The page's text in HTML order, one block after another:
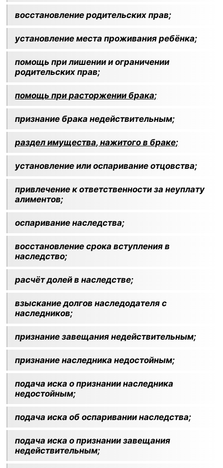
восстановление родительских прав;
установление места проживания ребёнка;
помощь при лишении и ограничении
родительских прав;
помощь при расторжении брака;
признание брака недействительным;
раздел имущества, нажитого в браке;
установление или оспаривание отцовства;
привлечение к ответственности за неуплату
алиментов;
оспаривание наследства;
восстановление срока вступления в
наследство;
расчёт долей в наследстве;
взыскание долгов наследодателя с
наследников;
признание завещания недействительным;
признание наследника недостойным;
подача иска о признании наследника
недостойным;
подача иска об оспаривании наследства;
подача иска о признании завещания
недействительным;